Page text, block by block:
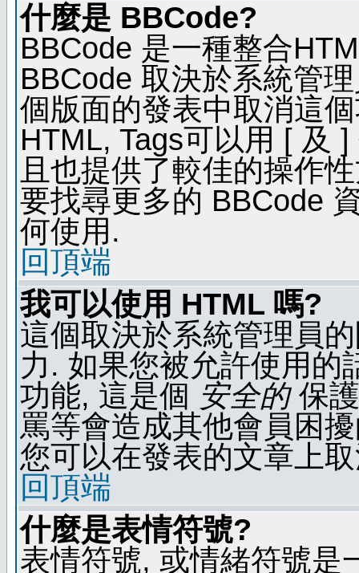
什麼是 BBCode?
BBCode 是一種整合
BBCode 取決於系統管
個版面的發表中取消這
HTML, Tags可以用 [ 及
且也提供了較佳的操作
要找尋更多的 BBCode
何使用.
回頂端
我可以使用 HTML 嗎?
這個取決於系統管理員
力. 如果您被允許使用的
功能, 這是個 安全的保
罵等會造成其他會員困
您可以在發表的文章上
回頂端
什麼是表情符號?
表情符號, 或情緒符號是